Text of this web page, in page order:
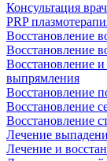
Консультация
PRP
Восстановление
Восстановление
Восстановление и
выпрямления
Восстановление
Восстановление
Восстановление
Лечение
Лечение и